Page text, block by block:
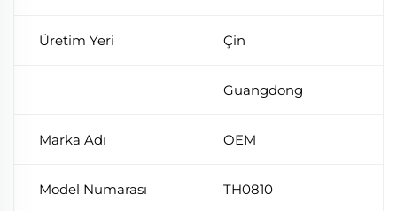
Üretim Yeri Çin
Guangdong
Marka Adı OEM
Model Numarası TH0810